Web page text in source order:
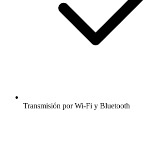
Transmisión por Wi-Fi y Bluetooth